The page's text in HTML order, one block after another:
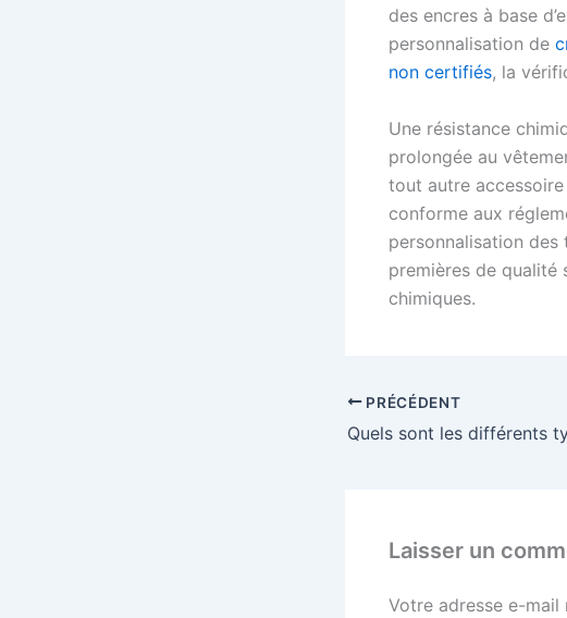
des encres à base
personnalisation de
non certifiés, la
Une résistance
prolongée au
tout autre
conforme aux
personnalisation des
premières de qualité
chimiques.
PRÉCÉDENT
Laisser un
Votre adresse e-mail